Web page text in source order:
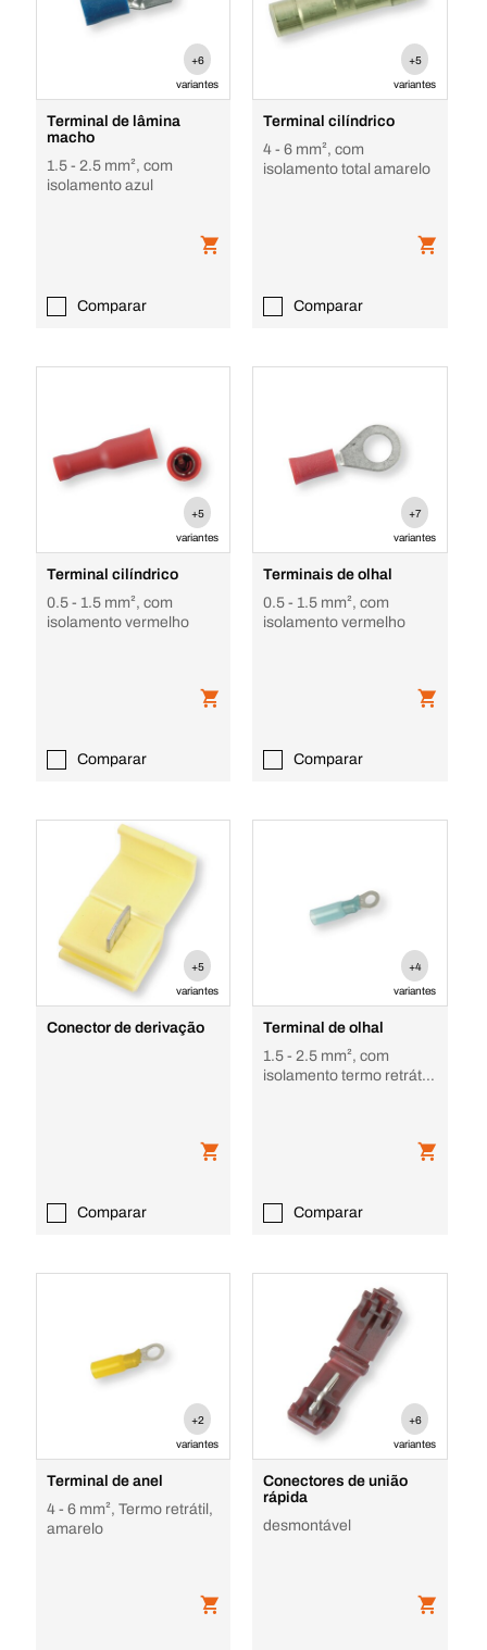
+6
variantes
Terminal de lâmina
macho
1.5 - 2.5 mm², com
isolamento azul
Comparar
+5
variantes
Terminal cilíndrico
4 - 6 mm², com
isolamento total amarelo
Comparar
+5
variantes
Terminal cilíndrico
0.5 - 1.5 mm², com
isolamento vermelho
Comparar
+7
variantes
Terminais de olhal
0.5 - 1.5 mm², com
isolamento vermelho
Comparar
+5
variantes
Conector de derivação
Comparar
+4
variantes
Terminal de olhal
1.5 - 2.5 mm², com
isolamento termo retrátil
Comparar
+2
variantes
Terminal de anel
4 - 6 mm², Termo retrátil,
amarelo
+6
variantes
Conectores de união
rápida
desmontável